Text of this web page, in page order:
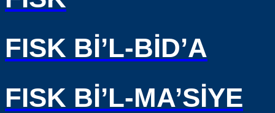
FISK Bİ’L-BİD’A
FISK Bİ’L-MA’SİYE